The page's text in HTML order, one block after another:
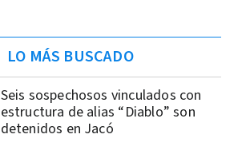
LO MÁS BUSCADO
Seis sospechosos vinculados con
estructura de alias “Diablo” son
detenidos en Jacó